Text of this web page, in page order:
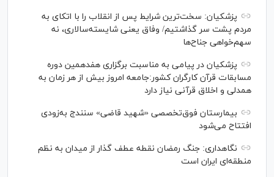
پزشکیان: سخت‌ترین شرایط پس از انقلاب را با اتکای به
مردم پشت سر گذاشتیم/ وفاق یعنی شایسته‌سالاری، نه
سهم‌خواهی جناح‌ها
پزشکیان در پیامی به مناسبت برگزاری هفدهمین دوره
مسابقات قرآن کارگران کشور:جامعه امروز بیش از هر زمان به
همدلی و اخلاق قرآنی نیاز دارد
بیمارستان فوق‌تخصصی «شهید قاضی» سنندج به‌زودی
افتتاح می‌شود
نگاهداری: جنگ رمضان نقطه عطف گذار از میدان به نظم
منطقه‌ای ایران است